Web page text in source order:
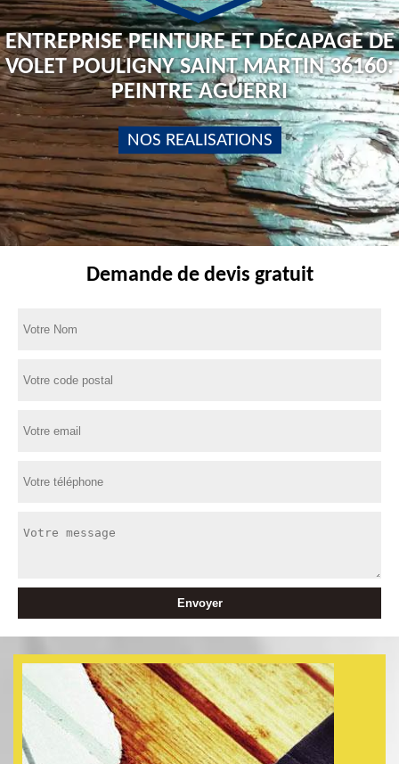
ENTREPRISE PEINTURE ET DÉCAPAGE DE
VOLET POULIGNY SAINT MARTIN 36160:
PEINTRE AGUERRI
NOS REALISATIONS
Demande de devis gratuit